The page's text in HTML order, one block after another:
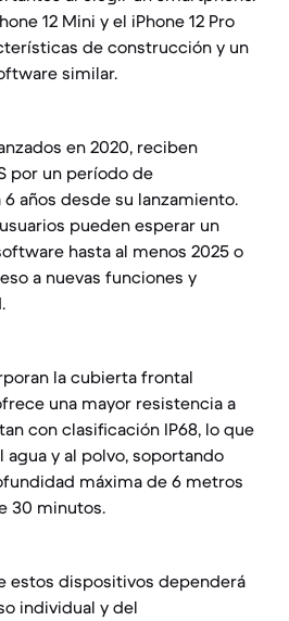
12 Mini y el iPhone 12 Pro
de construcción y un
similar.
en 2020, reciben
por un período de
años desde su lanzamiento.
pueden esperar un
hasta al menos 2025 o
a nuevas funciones y
la cubierta frontal
una mayor resistencia a
con clasificación IP68, lo que
agua y al polvo, soportando
máxima de 6 metros
30 minutos.
estos dispositivos dependerá
individual y del